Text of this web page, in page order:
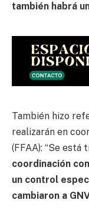
también habrá
También hizo
realizarán en
(FFAA): “Se está
coordinación
un control
cambiaron a